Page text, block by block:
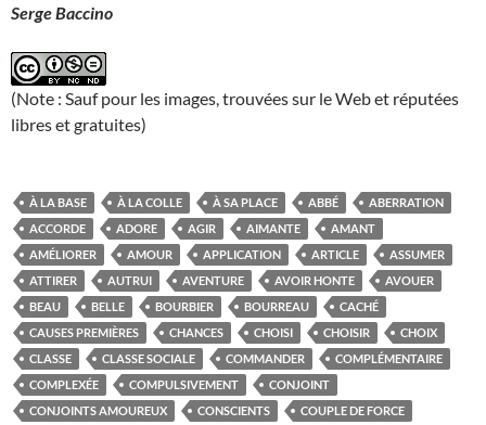
Serge Baccino
(Note : Sauf pour les images, trouvées sur le Web et réputées
libres et gratuites)
À LA BASE À LA COLLE À SA PLACE ABBÉ
ABERRATION
ACCORDE
ADORE AGIR AIMANTE
AMANT
AMÉLIORER
AMOUR APPLICATION ARTICLE
ASSUMER
ATTIRER
AUTRUI AVENTURE AVOIR HONTE
AVOUER
BEAU
BELLE BOURBIER BOURREAU
CACHÉ
CAUSES PREMIÈRES
CHANCES CHOISI CHOISIR
CHOIX
CLASSE
CLASSE SOCIALE COMMANDER
COMPLÉMENTAIRE
COMPLEXÉE
COMPULSIVEMENT
CONJOINT
CONJOINTS AMOUREUX
CONSCIENTS COUPLE DE FORCE